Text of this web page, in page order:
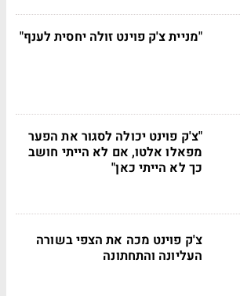
"מניית צ'ק פוינט זולה יחסית לענף"
"צ'ק פוינט יכולה לסגור את הפער
מפאלו אלטו, אם לא הייתי חושב
כך לא הייתי כאן"
צ'ק פוינט מכה את הצפי בשורה
העליונה והתחתונה